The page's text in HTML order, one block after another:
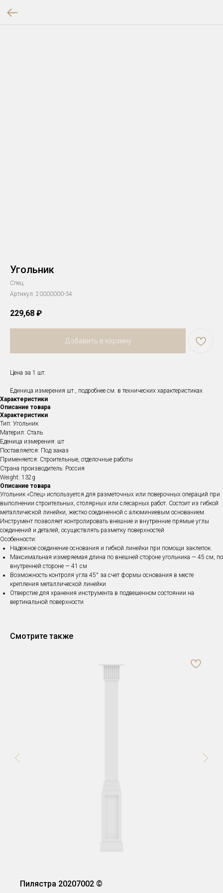
Угольник
Спец
Артикул: 20000000-34
229,68 ₽
Добавить в корзину
Цена за 1 шт.
Единица измерения шт., подробнее см. в технических характеристиках
Характеристики
Описание товара
Характеристики
Тип: Угольник
Материл: Сталь
Еденица измерения: шт
Поставляется: Под заказ
Применяется: Строительные, отделочные работы
Страна производитель: Россия
Weight: 132g
Описание товара
Угольник «Спец» используется для разметочных или поверочных операций при
выполнении строительных, столярных или слесарных работ. Состоит из гибкой
металлической линейки, жестко соединенной с алюминиевым основанием.
Инструмент позволяет контролировать внешние и внутренние прямые углы
соединений и деталей, осуществлять разметку поверхностей
Особенности:
Надежное соединение основания и гибкой линейки при помощи заклепок.
Максимальная измеряемая длина по внешней стороне угольника — 45 см, по
внутренней стороне — 41 см
Возможность контроля угла 45° за счет формы основания в месте
крепления металлической линейки
Отверстие для хранения инструмента в подвешенном состоянии на
вертикальной поверхности
Смотрите также
Пилястра 20207002 ©